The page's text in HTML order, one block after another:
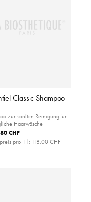
Classic Shampoo
zur sanften Reinigung für
Haarwäsche
CHF
pro 1 l: 118.00 CHF